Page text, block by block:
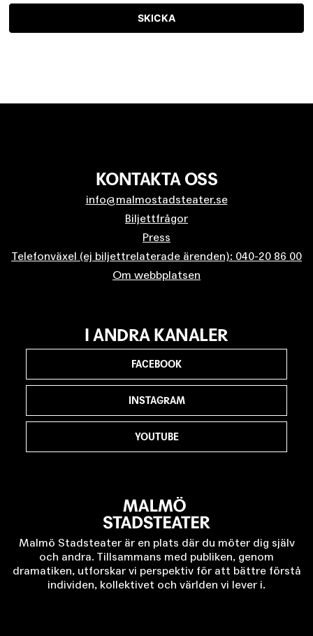
SKICKA
KONTAKTA OSS
info@malmostadsteater.se
Biljettfrågor
Press
Telefonväxel (ej biljettrelaterade ärenden): 040-20 86 00
Om webbplatsen
Malmö Stadsteater är en plats där du möter dig själv
och andra. Tillsammans med publiken, genom
dramatiken, utforskar vi perspektiv för att bättre förstå
individen, kollektivet och världen vi lever i.
I ANDRA KANALER
FACEBOOK
INSTAGRAM
YOUTUBE